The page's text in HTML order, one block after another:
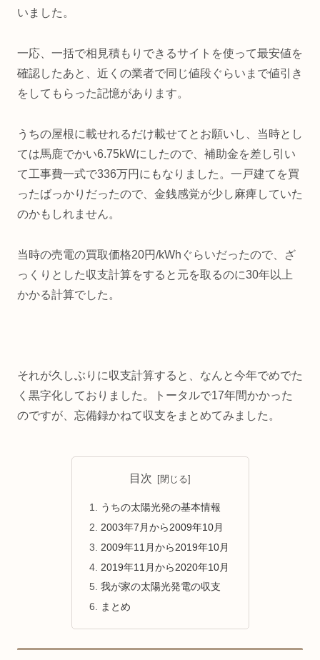
いました。
一応、一括で相見積もりできるサイトを使って最安値を
確認したあと、近くの業者で同じ値段ぐらいまで値引き
をしてもらった記憶があります。
うちの屋根に載せれるだけ載せてとお願いし、当時とし
ては馬鹿でかい6.75kWにしたので、補助金を差し引い
て工事費一式で336万円にもなりました。一戸建てを買
ったばっかりだったので、金銭感覚が少し麻痺していた
のかもしれません。
当時の売電の買取価格20円/kWhぐらいだったので、ざ
っくりとした収支計算をすると元を取るのに30年以上
かかる計算でした。
それが久しぶりに収支計算すると、なんと今年でめでた
く黒字化しておりました。トータルで17年間かかった
のですが、忘備録かねて収支をまとめてみました。
目次
うちの太陽光発の基本情報
2003年7月から2009年10月
2009年11月から2019年10月
2019年11月から2020年10月
我が家の太陽光発電の収支
まとめ